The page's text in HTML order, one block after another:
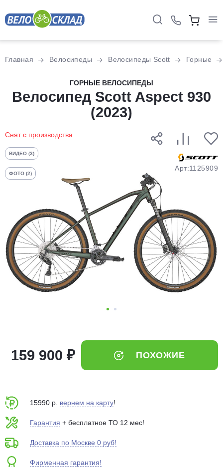
Главная Велосипеды Велосипеды Scott Горные
ГОРНЫЕ ВЕЛОСИПЕДЫ
Велосипед Scott Aspect 930
(2023)
Снят с производства
ВИДЕО (3)
ФОТО (2)
Арт:1125909
159 900 ₽ ПОХОЖИЕ
15990 р. вернем на карту!
Гарантия + бесплатное ТО 12 мес!
Доставка по Москве 0 руб!
Фирменная гарантия!
Разбейте
оплатуна части
без переплат
График платежей
Добавляйте товары
в корзину
Оплачивайте сегодня только
выбранный способом
75% будут
Подробнее